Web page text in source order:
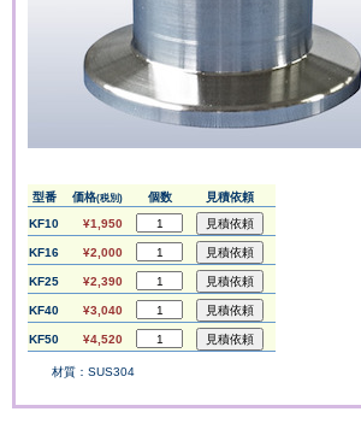
型番 価格(税別) 個数
見積依頼
KF10
¥1,950
KF16 ¥2,000
KF25 ¥2,390
KF40 ¥3,040
KF50 ¥4,520
材質：SUS304